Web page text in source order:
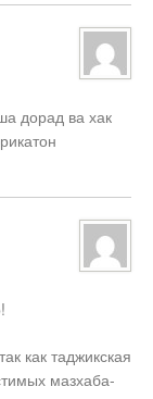
дорад ва хак
как таджикская
мазхаба-